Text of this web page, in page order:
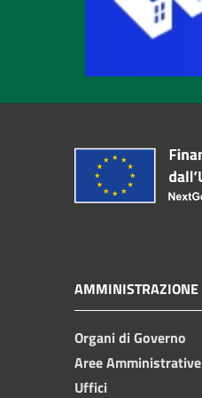
AMMINISTRAZIONE
Organi di Governo
Aree Amministrative
Uffici